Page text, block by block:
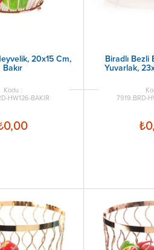
20x15 Cm,
Bakır
HW126-BAKIR
Biradlı Bezli
Yuvarlak,
7919.BRD-